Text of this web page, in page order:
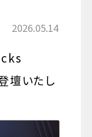
2026.05.14
壇いたし